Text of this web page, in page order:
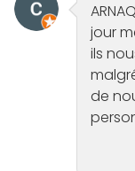
jour
ils
de